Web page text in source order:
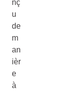
nç
u
de
m
an
ièr
e
à